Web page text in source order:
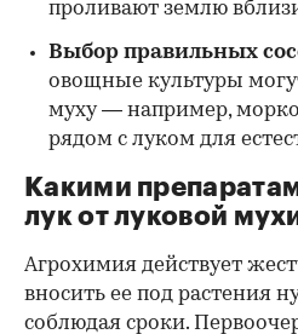
проливают землю
Выбор правильных
овощные культуры
муху — например,
рядом с луком для
Какими
лук от луковой
Агрохимия действует
вносить ее под растения
соблюдая сроки.